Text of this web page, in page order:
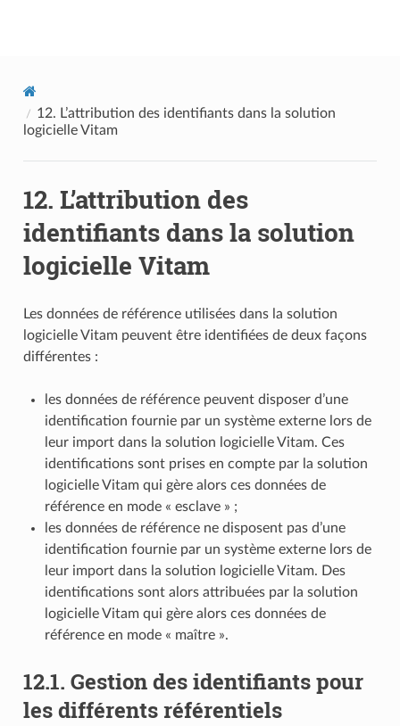
12. L’attribution des identifiants dans la solution
logicielle Vitam
12. L’attribution des
identifiants dans la solution
logicielle Vitam
Les données de référence utilisées dans la solution
logicielle Vitam peuvent être identifiées de deux façons
différentes :
les données de référence peuvent disposer d’une
identification fournie par un système externe lors de
leur import dans la solution logicielle Vitam. Ces
identifications sont prises en compte par la solution
logicielle Vitam qui gère alors ces données de
référence en mode « esclave » ;
les données de référence ne disposent pas d’une
identification fournie par un système externe lors de
leur import dans la solution logicielle Vitam. Des
identifications sont alors attribuées par la solution
logicielle Vitam qui gère alors ces données de
référence en mode « maître ».
12.1. Gestion des identifiants pour
les différents référentiels